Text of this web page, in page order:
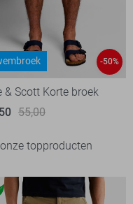
-50%
& Scott Korte broek
55,00
topproducten